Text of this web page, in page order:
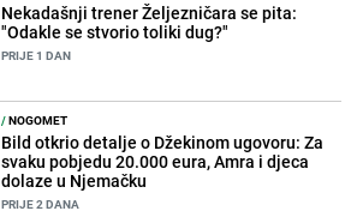
Nekadašnji trener Željezničara se pita:
"Odakle se stvorio toliki dug?"
PRIJE 1 DAN
/NOGOMET
Bild otkrio detalje o Džekinom ugovoru: Za
svaku pobjedu 20.000 eura, Amra i djeca
dolaze u Njemačku
PRIJE 2 DANA